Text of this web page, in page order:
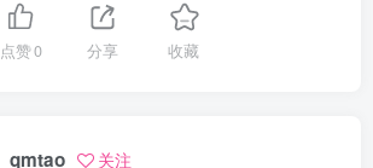
点赞0 分享 收藏
qmtao 关注